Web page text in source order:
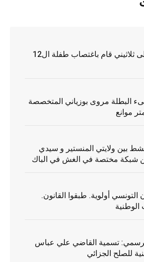
بنزرت: القبض على ثلاثيني قام باغتصاب طفلة ال12
البطلة مروى بوزياني المتخصصة
بين ولايتي المنستير و سيدي
شبكة مختصة في الغش في الباك
أولوية. طبقوا القانون.
الوطنية
تسمية القاضي علي عباس
للصلح الجزائي